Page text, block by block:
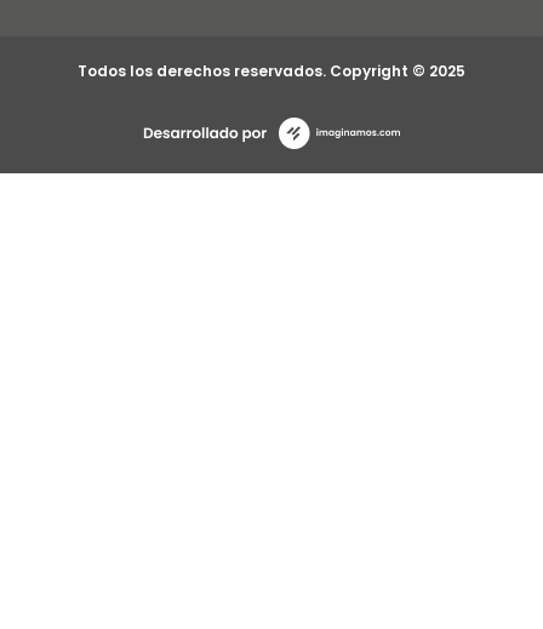
Todos los derechos reservados. Copyright © 2025